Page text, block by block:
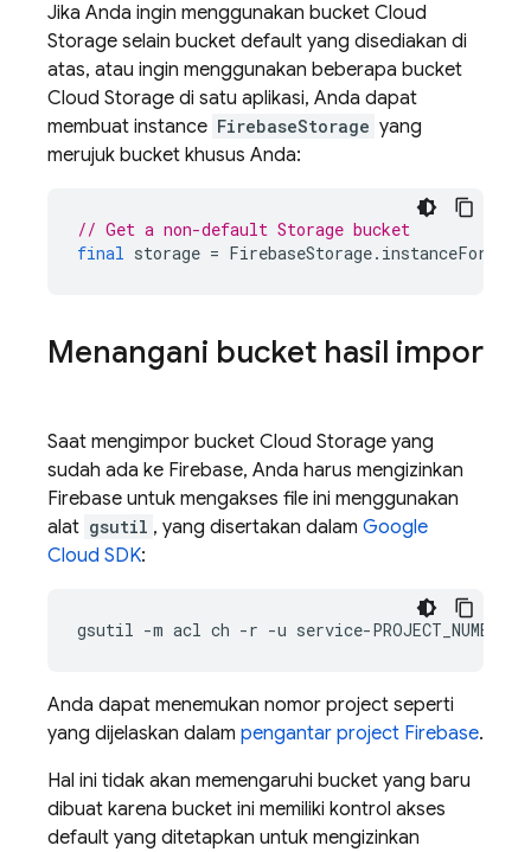
Jika Anda ingin menggunakan bucket Cloud
Storage selain bucket default yang disediakan di
atas, atau ingin menggunakan beberapa bucket
Cloud Storage di satu aplikasi, Anda dapat
membuat instance FirebaseStorage yang
merujuk bucket khusus Anda:
// Get a non-default Storage bucket
final storage = FirebaseStorage. instanceFor
Menangani bucket hasil impor
Saat mengimpor bucket Cloud Storage yang
sudah ada ke Firebase, Anda harus mengizinkan
Firebase untuk mengakses file ini menggunakan
alat gsutil , yang disertakan dalam Google
Cloud SDK:
gsutil -m acl ch -r -u service-
Anda dapat menemukan nomor project seperti
yang dijelaskan dalam pengantar project Firebase.
Hal ini tidak akan memengaruhi bucket yang baru
dibuat karena bucket ini memiliki kontrol akses
default yang ditetapkan untuk mengizinkan